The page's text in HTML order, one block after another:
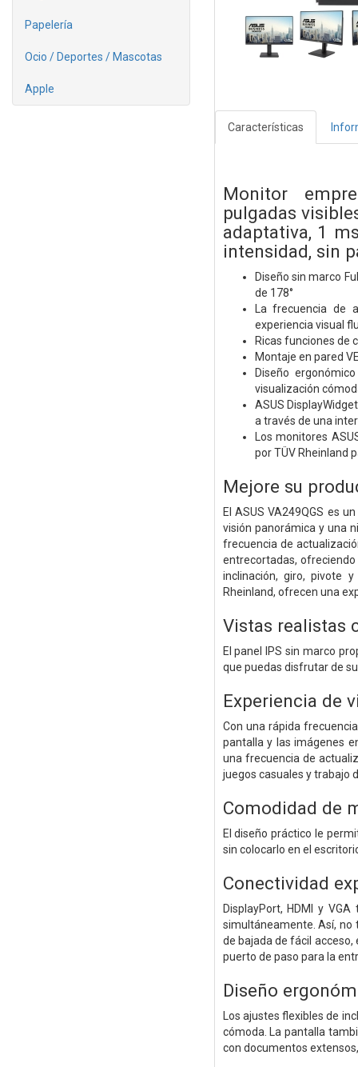
Papelería
Ocio / Deportes / Mascotas
Apple
Características
Monitor
pulgadas
adaptativa, 1
intensidad, sin
Diseño sin marco
de 178°
La frecuencia de
experiencia visual
Ricas funciones de
Montaje en pared
Diseño
visualización
ASUS
a través de una
Los monitores
por TÜV Rheinland
Mejore su
El ASUS VA249QGS es
visión panorámica y una
frecuencia de
entrecortadas,
inclinación, giro, pivote
Rheinland, ofrecen una
Vistas realistas
El panel IPS sin marco
que puedas disfrutar de
Experiencia de
Con una rápida
pantalla y las imágenes
una frecuencia de
juegos casuales y trabajo
Comodidad de
El diseño práctico le
sin colocarlo en el
Conectividad
DisplayPort, HDMI y
simultáneamente. Así, no
de bajada de fácil
puerto de paso para la
Diseño
Los ajustes flexibles de
cómoda. La pantalla
con documentos